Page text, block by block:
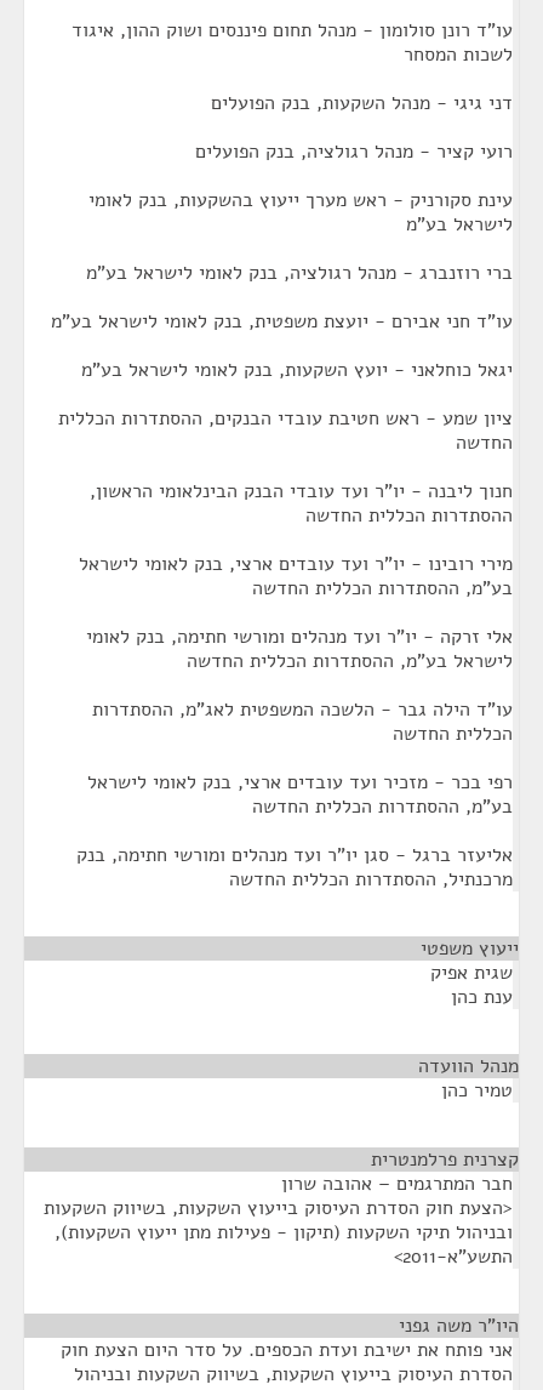
עו"ד רונן סולומון - מנהל תחום פיננסים ושוק ההון, איגוד
לשכות המסחר
דני גיגי - מנהל השקעות, בנק הפועלים
רועי קציר - מנהל רגולציה, בנק הפועלים
עינת סקורניק - ראש מערך ייעוץ בהשקעות, בנק לאומי
לישראל בע"מ
ברי רוזנברג - מנהל רגולציה, בנק לאומי לישראל בע"מ
עו"ד חני אבירם - יועצת משפטית, בנק לאומי לישראל בע"מ
יגאל כוחלאני - יועץ השקעות, בנק לאומי לישראל בע"מ
ציון שמע - ראש חטיבת עובדי הבנקים, ההסתדרות הכללית
החדשה
חנוך ליבנה - יו"ר ועד עובדי הבנק הבינלאומי הראשון,
ההסתדרות הכללית החדשה
מירי רובינו - יו"ר ועד עובדים ארצי, בנק לאומי לישראל
בע"מ, ההסתדרות הכללית החדשה
אלי זרקה - יו"ר ועד מנהלים ומורשי חתימה, בנק לאומי
לישראל בע"מ, ההסתדרות הכללית החדשה
עו"ד הילה גבר - הלשכה המשפטית לאג"מ, ההסתדרות
הכללית החדשה
רפי בכר - מזכיר ועד עובדים ארצי, בנק לאומי לישראל
בע"מ, ההסתדרות הכללית החדשה
אליעזר ברגל - סגן יו"ר ועד מנהלים ומורשי חתימה, בנק
מרכנתיל, ההסתדרות הכללית החדשה
ייעוץ משפטי
שגית אפיק
ענת כהן
מנהל הוועדה
טמיר כהן
קצרנית פרלמנטרית
חבר המתרגמים – אהובה שרון
<הצעת חוק הסדרת העיסוק בייעוץ השקעות, בשיווק השקעות
ובניהול תיקי השקעות (תיקון - פעילות מתן ייעוץ השקעות),
התשע"א-2011>
היו"ר משה גפני
אני פותח את ישיבת ועדת הכספים. על סדר היום הצעת חוק
הסדרת העיסוק בייעוץ השקעות, בשיווק השקעות ובניהול